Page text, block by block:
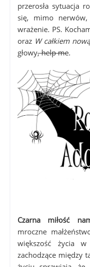
przerosła sytuacja
się, mimo
wrażenie. PS.
oraz W całkiem
głowy, help me.
Czarna miłość
mroczne
większość życia
zachodzące między